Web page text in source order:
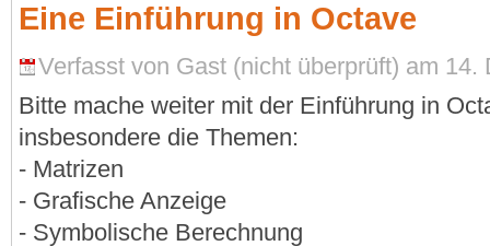
Eine Einführung in Octave
Verfasst von Gast (nicht überprüft) am 14.
Bitte mache weiter mit der Einführung in
insbesondere die Themen:
- Matrizen
- Grafische Anzeige
- Symbolische Berechnung